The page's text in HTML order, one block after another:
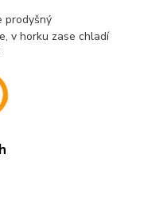
prodyšný
v horku zase chladí